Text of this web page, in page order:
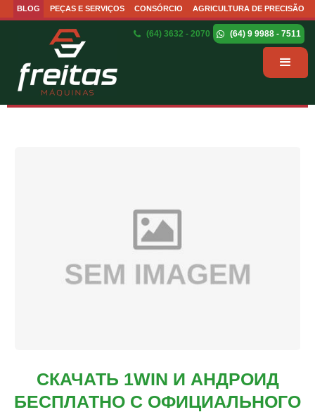
BLOG PEÇAS E SERVIÇOS CONSÓRCIO AGRICULTURA DE PRECISÃO
(64) 3632 - 2070 (64) 9 9988 - 7511
СКАЧАТЬ 1WIN И АНДРОИД
БЕСПЛАТНО С ОФИЦИАЛЬНОГО